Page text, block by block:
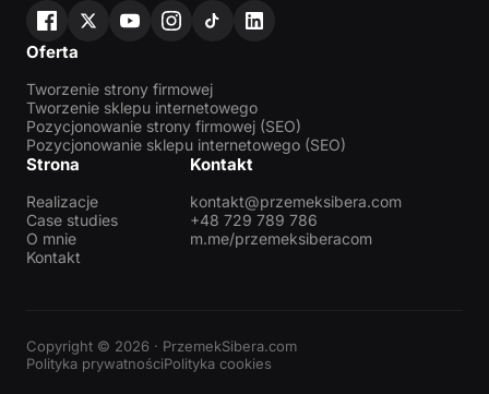
Oferta
Tworzenie strony firmowej
Tworzenie sklepu internetowego
Pozycjonowanie strony firmowej (SEO)
Pozycjonowanie sklepu internetowego (SEO)
Strona
Realizacje
Case studies
O mnie
Kontakt
Kontakt
kontakt@przemeksibera.com
+48 729 789 786
m.me/przemeksiberacom
Copyright © 2026 · PrzemekSibera.com
Polityka prywatnościPolityka cookies